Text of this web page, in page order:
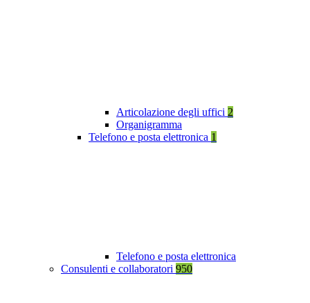
Articolazione degli uffici 2
Organigramma
Telefono e posta elettronica 1
Telefono e posta elettronica
Consulenti e collaboratori 950